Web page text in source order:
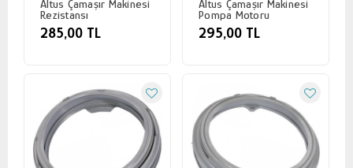
Altus Çamaşır Makinesi
Rezistansı
285,00 TL
Altus Çamaşır Makinesi
Pompa Motoru
295,00 TL